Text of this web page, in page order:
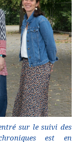
sur le suivi des
est en